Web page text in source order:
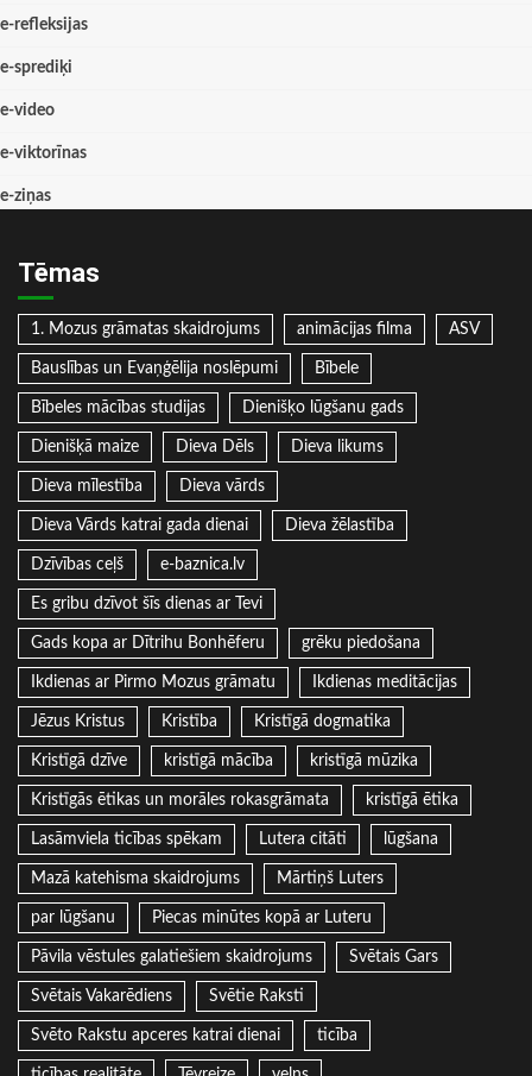
e-refleksijas
e-sprediķi
e-video
e-viktorīnas
e-ziņas
Tēmas
1. Mozus grāmatas skaidrojums animācijas filma ASV
Bauslības un Evaņģēlija noslēpumi Bībele
Bībeles mācības studijas Dienišķo lūgšanu gads
Dienišķā maize Dieva Dēls Dieva likums
Dieva mīlestība Dieva vārds
Dieva Vārds katrai gada dienai Dieva žēlastība
Dzīvības ceļš e-baznica.lv
Es gribu dzīvot šīs dienas ar Tevi
Gads kopa ar Dītrihu Bonhēferu grēku piedošana
Ikdienas ar Pirmo Mozus grāmatu Ikdienas meditācijas
Jēzus Kristus Kristība Kristīgā dogmatika
Kristīgā dzīve kristīgā mācība kristīgā mūzika
Kristīgās ētikas un morāles rokasgrāmata kristīgā ētika
Lasāmviela ticības spēkam Lutera citāti lūgšana
Mazā katehisma skaidrojums Mārtiņš Luters
par lūgšanu Piecas minūtes kopā ar Luteru
Pāvila vēstules galatiešiem skaidrojums Svētais Gars
Svētais Vakarēdiens Svētie Raksti
Svēto Rakstu apceres katrai dienai ticība